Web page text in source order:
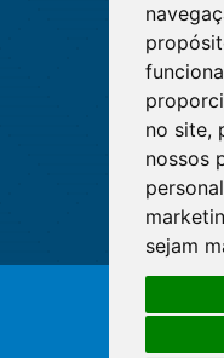
no site,
nossos
sejam
©